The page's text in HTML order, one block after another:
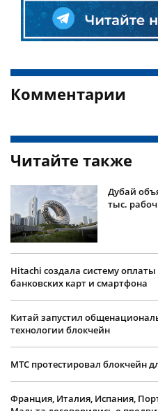
Комментарии
Читайте также
Дубай
тыс.
Hitachi создала систему
банковских карт и смартфона
Китай запустил
технологии блокчейн
МТС протестировал блокчейн
Франция, Италия, Испания,